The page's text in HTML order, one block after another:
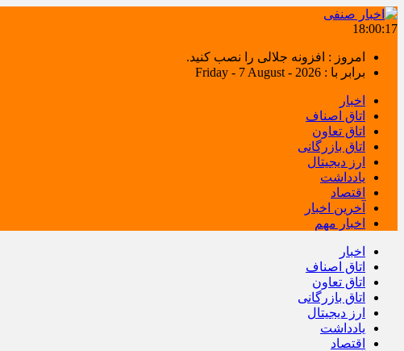
18:00:18
امروز : افزونه جلالی را نصب کنید.
برابر با : Friday - 7 August - 2026
اخبار
اتاق اصناف
اتاق تعاون
اتاق بازرگانی
ارز دیجیتال
یادداشت
اقتصاد
آخرین اخبار
اخبار مهم
اخبار
اتاق اصناف
اتاق تعاون
اتاق بازرگانی
ارز دیجیتال
یادداشت
اقتصاد